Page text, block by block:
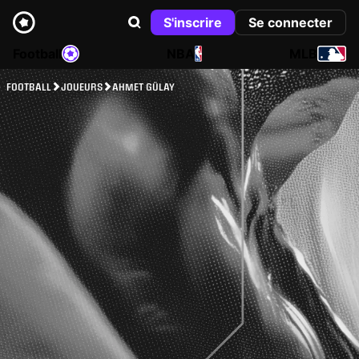
S'inscrire
Se connecter
NBA
FOOTBALL JOUEURS AHMET GÜLAY